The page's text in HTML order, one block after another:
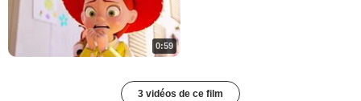
0:59
3 vidéos de ce film